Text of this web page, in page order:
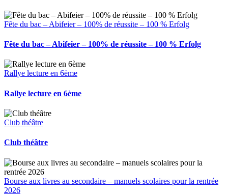
Fête du bac – Abifeier – 100% de réussite – 100 % Erfolg
Fête du bac – Abifeier – 100% de réussite – 100 % Erfolg
Rallye lecture en 6ème
Rallye lecture en 6ème
Club théâtre
Club théâtre
Bourse aux livres au secondaire – manuels scolaires pour la rentrée
2026